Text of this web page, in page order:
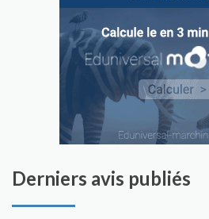
Derniers avis publiés